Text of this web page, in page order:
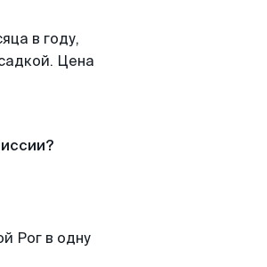
в году,
Цена
Рог в одну